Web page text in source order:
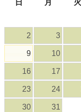
日 月 火
2 3
9 10
16 17
23 24
30 31